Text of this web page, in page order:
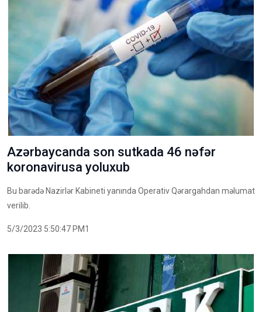
Azərbaycanda son sutkada 46 nəfər
koronavirusa yoluxub
Bu barədə Nazirlər Kabineti yanında Operativ Qərargahdan məlumat
verilib.
5/3/2023 5:50:47 PM1